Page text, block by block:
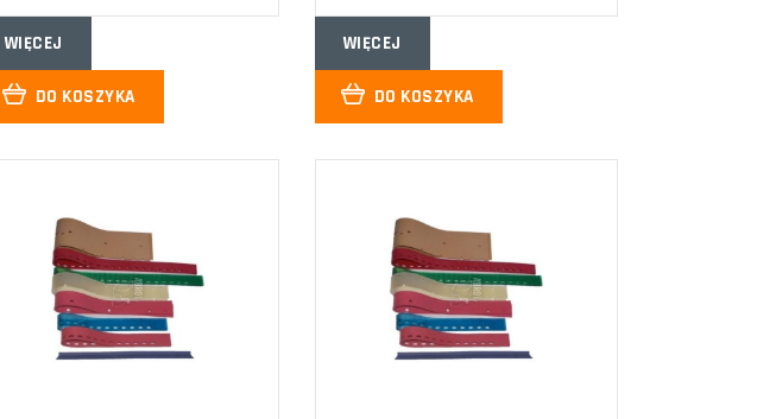
WIĘCEJ
DO KOSZYKA
WIĘCEJ
DO KOSZYKA